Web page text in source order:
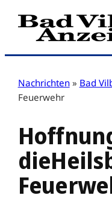
Zum
Inhalt
Nachrichten » Bad
Feuerwehr